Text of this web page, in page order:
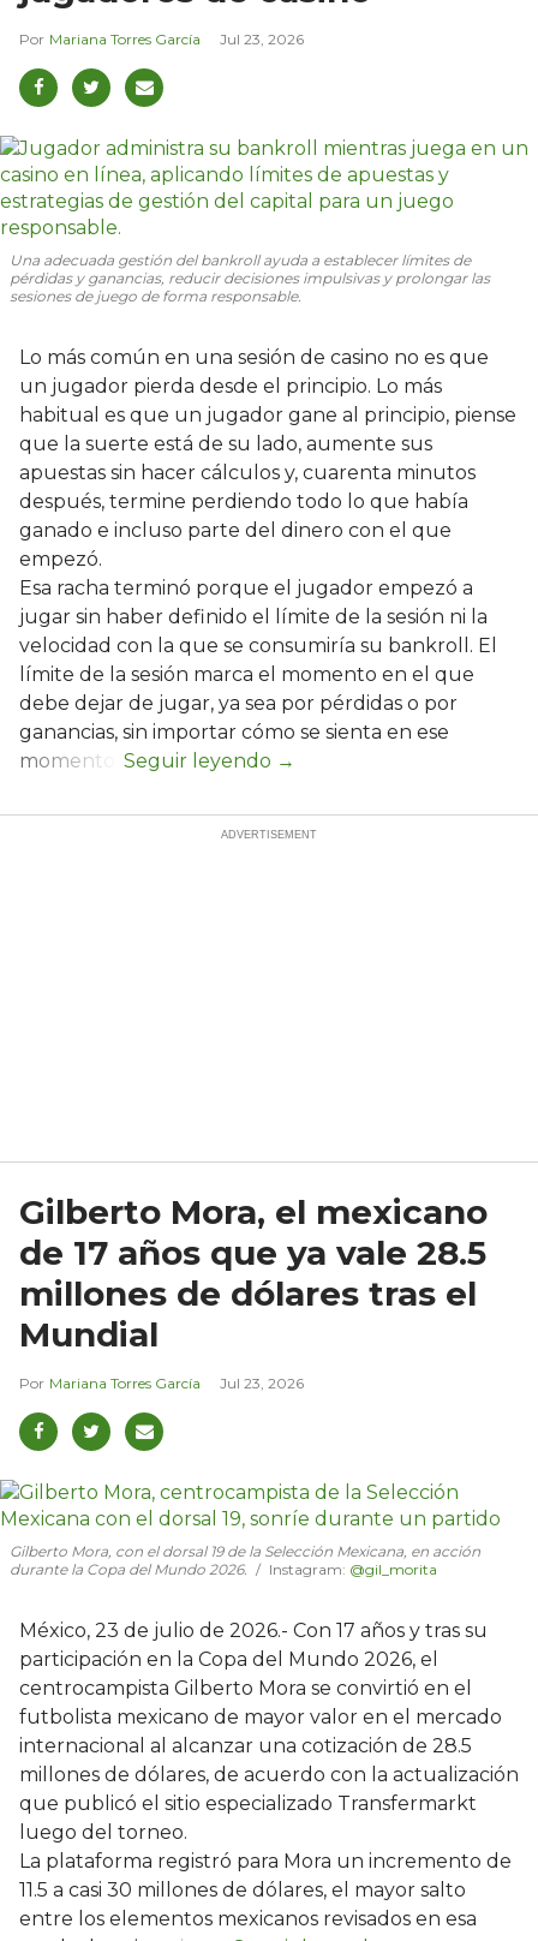
Mariana Torres García Jul 23, 2026
Una adecuada gestión del bankroll ayuda a establecer límites de
pérdidas y ganancias, reducir decisiones impulsivas y prolongar las
sesiones de juego de forma responsable.
Lo más común en una sesión de casino no es que
un jugador pierda desde el principio. Lo más
habitual es que un jugador gane al principio, piense
que la suerte está de su lado, aumente sus
apuestas sin hacer cálculos y, cuarenta minutos
después, termine perdiendo todo lo que había
ganado e incluso parte del dinero con el que
empezó.
Esa racha terminó porque el jugador empezó a
jugar sin haber definido el límite de la sesión ni la
velocidad con la que se consumiría su bankroll. El
límite de la sesión marca el momento en el que
debe dejar de jugar, ya sea por pérdidas o por
ganancias, sin importar cómo se sienta en ese
momento.
Gilberto Mora, el mexicano
de 17 años que ya vale 28.5
millones de dólares tras el
Mundial
Mariana Torres García Jul 23, 2026
Gilberto Mora, con el dorsal 19 de la Selección Mexicana, en acción
durante la Copa del Mundo 2026.
Instagram: @gil_morita
México, 23 de julio de 2026.- Con 17 años y tras su
participación en la Copa del Mundo 2026, el
centrocampista Gilberto Mora se convirtió en el
futbolista mexicano de mayor valor en el mercado
internacional al alcanzar una cotización de 28.5
millones de dólares, de acuerdo con la actualización
que publicó el sitio especializado Transfermarkt
luego del torneo.
La plataforma registró para Mora un incremento de
11.5 a casi 30 millones de dólares, el mayor salto
entre los elementos mexicanos revisados en esa